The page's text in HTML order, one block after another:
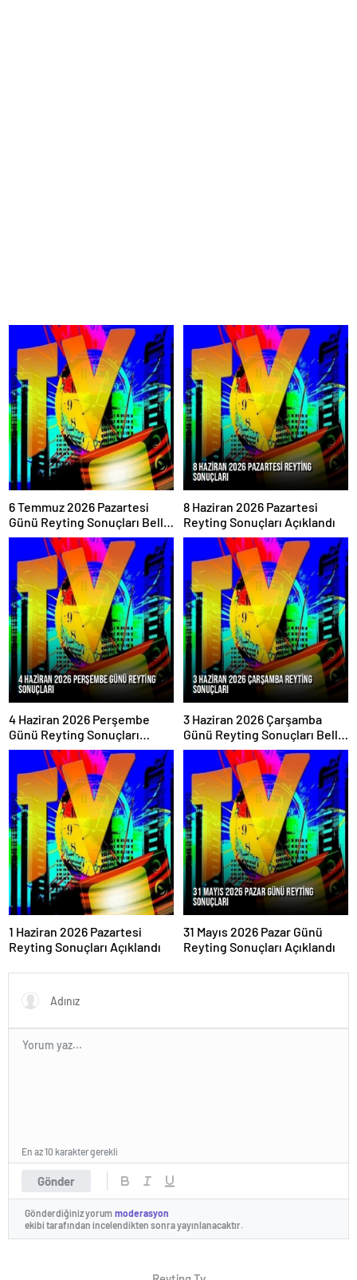
6 Temmuz 2026 Pazartesi
Günü Reyting Sonuçları Belli
Oldu
8 Haziran 2026 Pazartesi
Reyting Sonuçları Açıklandı
4 Haziran 2026 Perşembe
Günü Reyting Sonuçları
Açıklandı
3 Haziran 2026 Çarşamba
Günü Reyting Sonuçları Belli
Oldu
1 Haziran 2026 Pazartesi
Reyting Sonuçları Açıklandı
31 Mayıs 2026 Pazar Günü
Reyting Sonuçları Açıklandı
Gönder
En az 10 karakter gerekli
Gönderdiğiniz yorum moderasyon
ekibi tarafından incelendikten sonra yayınlanacaktır.